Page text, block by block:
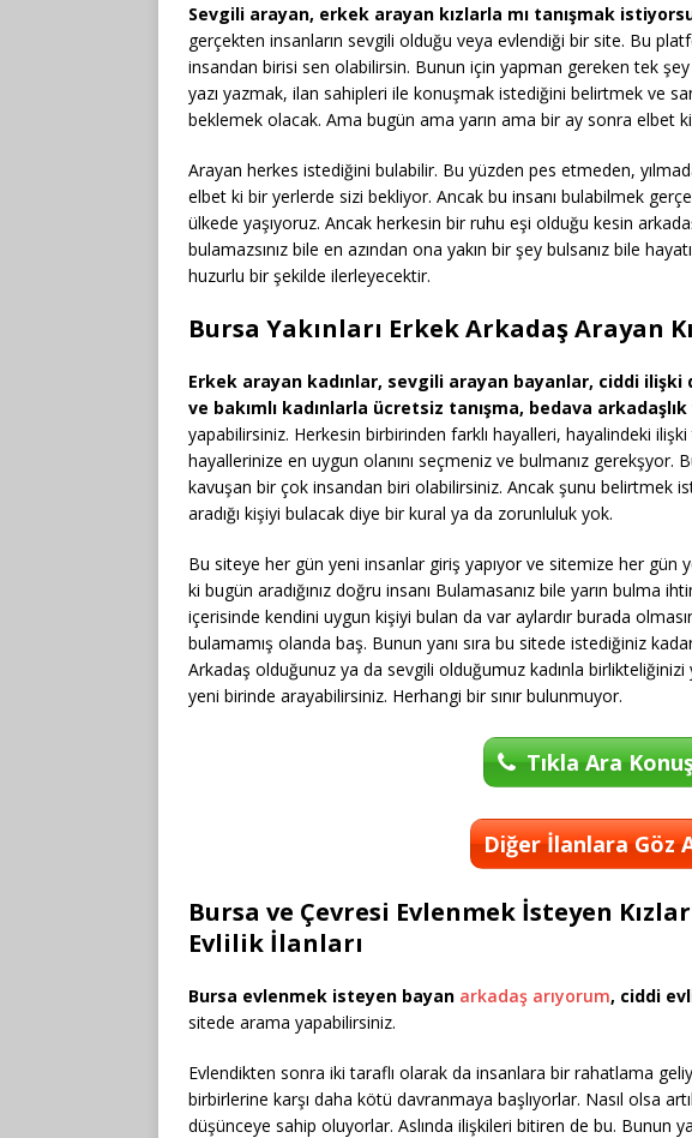
Sevgili arayan, erkek arayan kızlarla mı tanışmak
gerçekten insanların sevgili olduğu veya evlendiği bir site. Bu
insandan birisi sen olabilirsin. Bunun için yapman gereken tek
yazı yazmak, ilan sahipleri ile konuşmak istediğini belirtmek ve
beklemek olacak. Ama bugün ama yarın ama bir ay sonra elbet ki
Arayan herkes istediğini bulabilir. Bu yüzden pes etmeden,
elbet ki bir yerlerde sizi bekliyor. Ancak bu insanı bulabilmek
ülkede yaşıyoruz. Ancak herkesin bir ruhu eşi olduğu kesin
bulamazsınız bile en azından ona yakın bir şey bulsanız bile
huzurlu bir şekilde ilerleyecektir.
Bursa Yakınları Erkek Arkadaş Arayan
Erkek arayan kadınlar, sevgili arayan bayanlar, ciddi ilişki
ve bakımlı kadınlarla ücretsiz tanışma, bedava
yapabilirsiniz. Herkesin birbirinden farklı hayalleri, hayalindeki ilişki
hayallerinize en uygun olanını seçmeniz ve bulmanız gerekşyor.
kavuşan bir çok insandan biri olabilirsiniz. Ancak şunu belirtmek
aradığı kişiyi bulacak diye bir kural ya da zorunluluk yok.
Bu siteye her gün yeni insanlar giriş yapıyor ve sitemize her gün
ki bugün aradığınız doğru insanı Bulamasanız bile yarın bulma
içerisinde kendini uygun kişiyi bulan da var aylardır burada
bulamamış olanda baş. Bunun yanı sıra bu sitede istediğiniz
Arkadaş olduğunuz ya da sevgili olduğumuz kadınla
yeni birinde arayabilirsiniz. Herhangi bir sınır bulunmuyor.
Tıkla Ara
Diğer İlanlara Göz
Bursa ve Çevresi Evlenmek İsteyen Kızlar
Evlilik İlanları
Bursa evlenmek isteyen bayan arkadaş arıyorum, ciddi
sitede arama yapabilirsiniz.
Evlendikten sonra iki taraflı olarak da insanlara bir rahatlama
birbirlerine karşı daha kötü davranmaya başlıyorlar. Nasıl olsa
düşünceye sahip oluyorlar. Aslında ilişkileri bitiren de bu. Bunun